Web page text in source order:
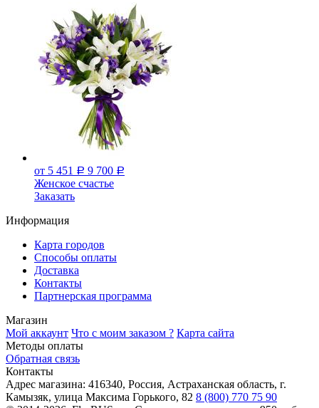
от 5 451 Р 9 700 Р
Женское счастье
Заказать
Информация
Карта городов
Способы оплаты
Доставка
Контакты
Партнерская программа
Магазин
Мой аккаунт Что с моим заказом ? Карта сайта
Методы оплаты
Обратная связь
Контакты
Адрес магазина: 416340, Россия, Астраханская область, г.
Камызяк, улица Максима Горького, 82 8 (800) 770 75 90